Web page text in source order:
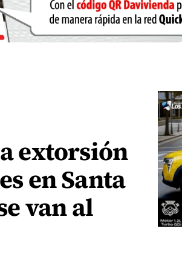
extorsión
en Santa
van al